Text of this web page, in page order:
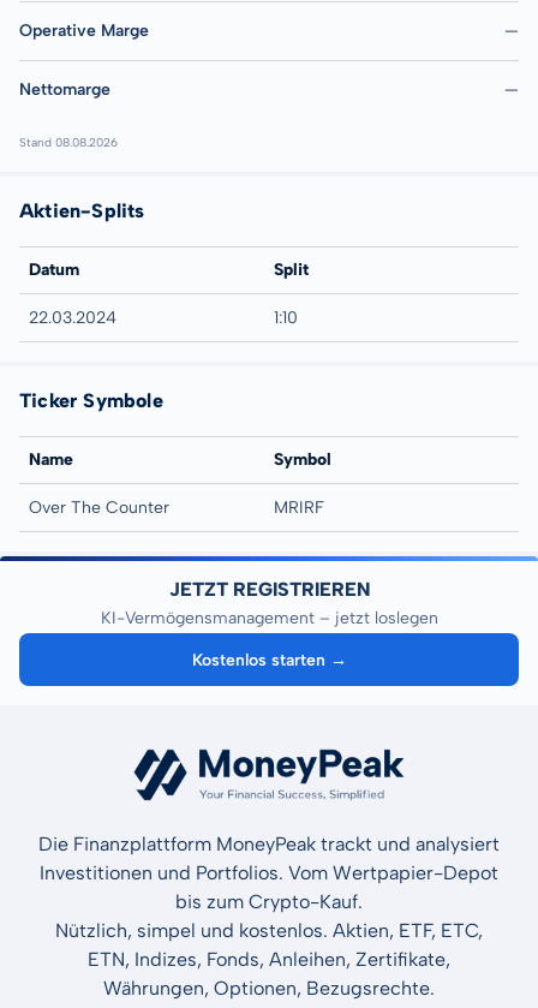
Operative Marge —
Nettomarge —
Stand 08.08.2026
Aktien-Splits
Datum Split
22.03.2024 1:10
Ticker Symbole
Name Symbol
Over The Counter MRIRF
JETZT REGISTRIEREN
KI-Vermögensmanagement – jetzt loslegen
Kostenlos starten →
Die Finanzplattform MoneyPeak trackt und analysiert
Investitionen und Portfolios. Vom Wertpapier-Depot
bis zum Crypto-Kauf.
Nützlich, simpel und kostenlos. Aktien, ETF, ETC,
ETN, Indizes, Fonds, Anleihen, Zertifikate,
Währungen, Optionen, Bezugsrechte.